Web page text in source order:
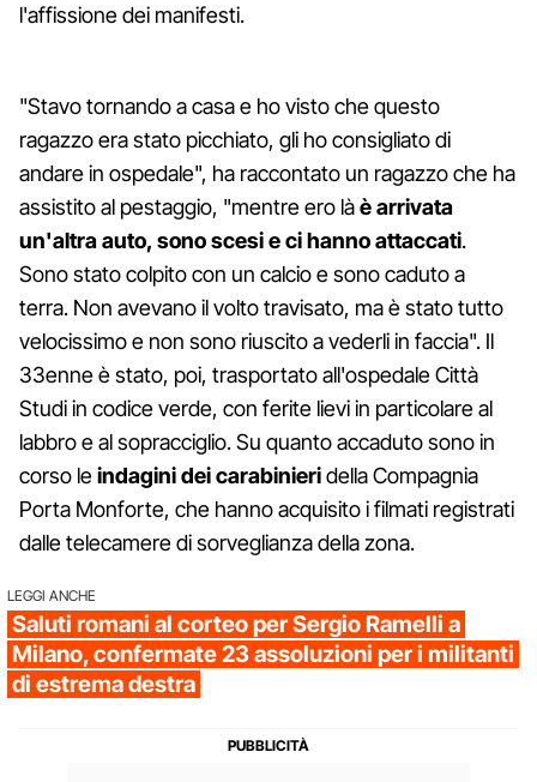
l'affissione dei manifesti.
"Stavo tornando a casa e ho visto che questo
ragazzo era stato picchiato, gli ho consigliato di
andare in ospedale", ha raccontato un ragazzo che ha
assistito al pestaggio, "mentre ero làè arrivata
un'altra auto, sono scesi e ci hanno attaccati.
Sono stato colpito con un calcio e sono caduto a
terra. Non avevano il volto travisato, ma è stato tutto
velocissimo e non sono riuscito a vederli in faccia". Il
33enne è stato, poi, trasportato all'ospedale Città
Studi in codice verde, con ferite lievi in particolare al
labbro e al sopracciglio. Su quanto accaduto sono in
corso leindagini dei carabinieridella Compagnia
Porta Monforte, che hanno acquisito i filmati registrati
dalle telecamere di sorveglianza della zona.
LEGGI ANCHE
Saluti romani al corteo per Sergio Ramelli a
Milano, confermate 23 assoluzioni per i militanti
di estrema destra